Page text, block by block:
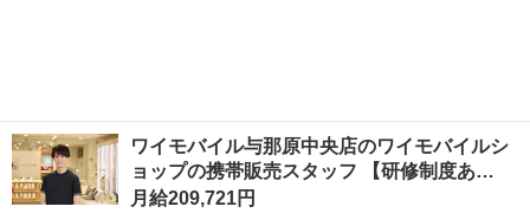
ワイモバイル与那原中央店のワイモバイルシ
ョップの携帯販売スタッフ 【研修制度あ…
月給209,721円